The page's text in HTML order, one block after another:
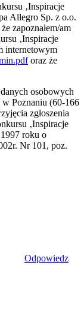
‚Inspiracje
Allegro Sp. z o.o.
zapoznałem/am
‚Inspiracje
internetowym
oraz że
osobowych
Poznaniu (60-166
zgłoszenia
‚Inspiracje
roku o
Nr 101, poz.
Odpowiedz